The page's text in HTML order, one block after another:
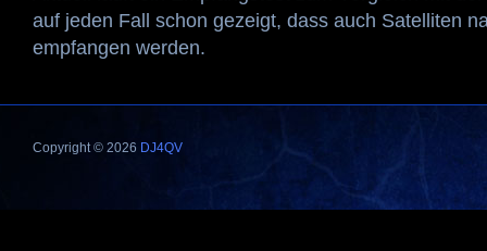
auf jeden Fall schon gezeigt, dass auch Satelliten
empfangen werden.
Copyright © 2026 DJ4QV